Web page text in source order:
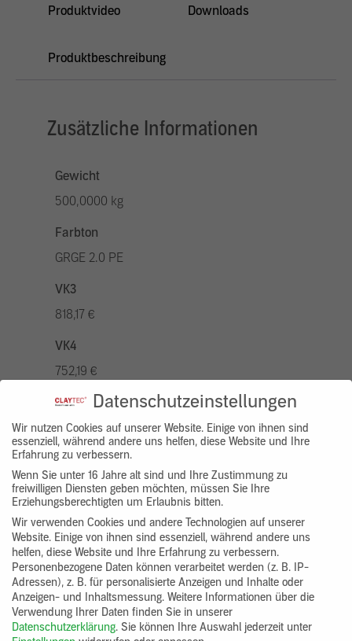
Produktvideo Downloads
Produktbeschreibung
Zusätzliche Informationen
Gewicht
500,0000 kg
Farbton
GRGE 2.0 PE
VK3
818,17 €
VK4
752,19 €
VK5
936,94 €
VK7
686,20 €
Gruppenprodukt
yosima_designputz_bigb
Datenschutzeinstellungen
Wir nutzen Cookies auf unserer Website. Einige von ihnen sind
essenziell, während andere uns helfen, diese Website und Ihre
Erfahrung zu verbessern.
Wenn Sie unter 16 Jahre alt sind und Ihre Zustimmung zu
freiwilligen Diensten geben möchten, müssen Sie Ihre
Erziehungsberechtigten um Erlaubnis bitten.
Wir verwenden Cookies und andere Technologien auf unserer
Website. Einige von ihnen sind essenziell, während andere uns
helfen, diese Website und Ihre Erfahrung zu verbessern.
Personenbezogene Daten können verarbeitet werden (z. B. IP-
Adressen), z. B. für personalisierte Anzeigen und Inhalte oder
Anzeigen- und Inhaltsmessung. Weitere Informationen über die
Verwendung Ihrer Daten finden Sie in unserer
Datenschutzerklärung. Sie können Ihre Auswahl jederzeit unter